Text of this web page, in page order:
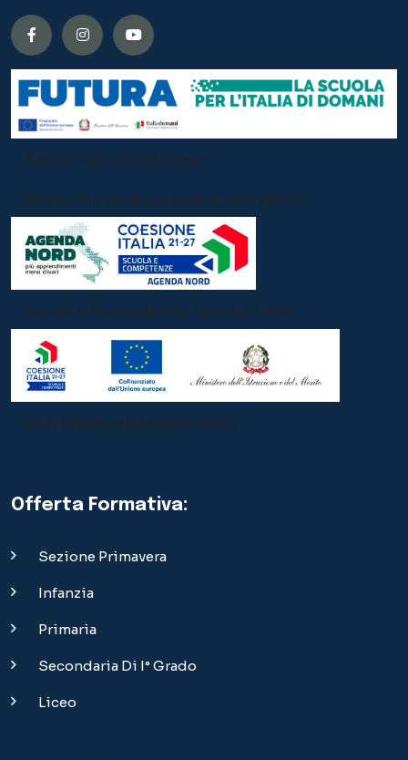
Bando: Non uno di meno
Bando: Più si sa, più si sa di non sapere
Scuola e Competenze: Agenda Nord
PON Piano estate 2021-2027
Offerta Formativa:
Sezione Primavera
Infanzia
Primaria
Secondaria Di I° Grado
Liceo